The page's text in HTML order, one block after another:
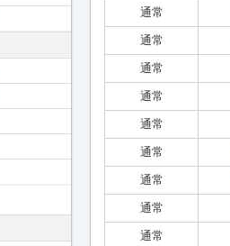
通常
通常
通常
通常
通常
通常
通常
通常
通常